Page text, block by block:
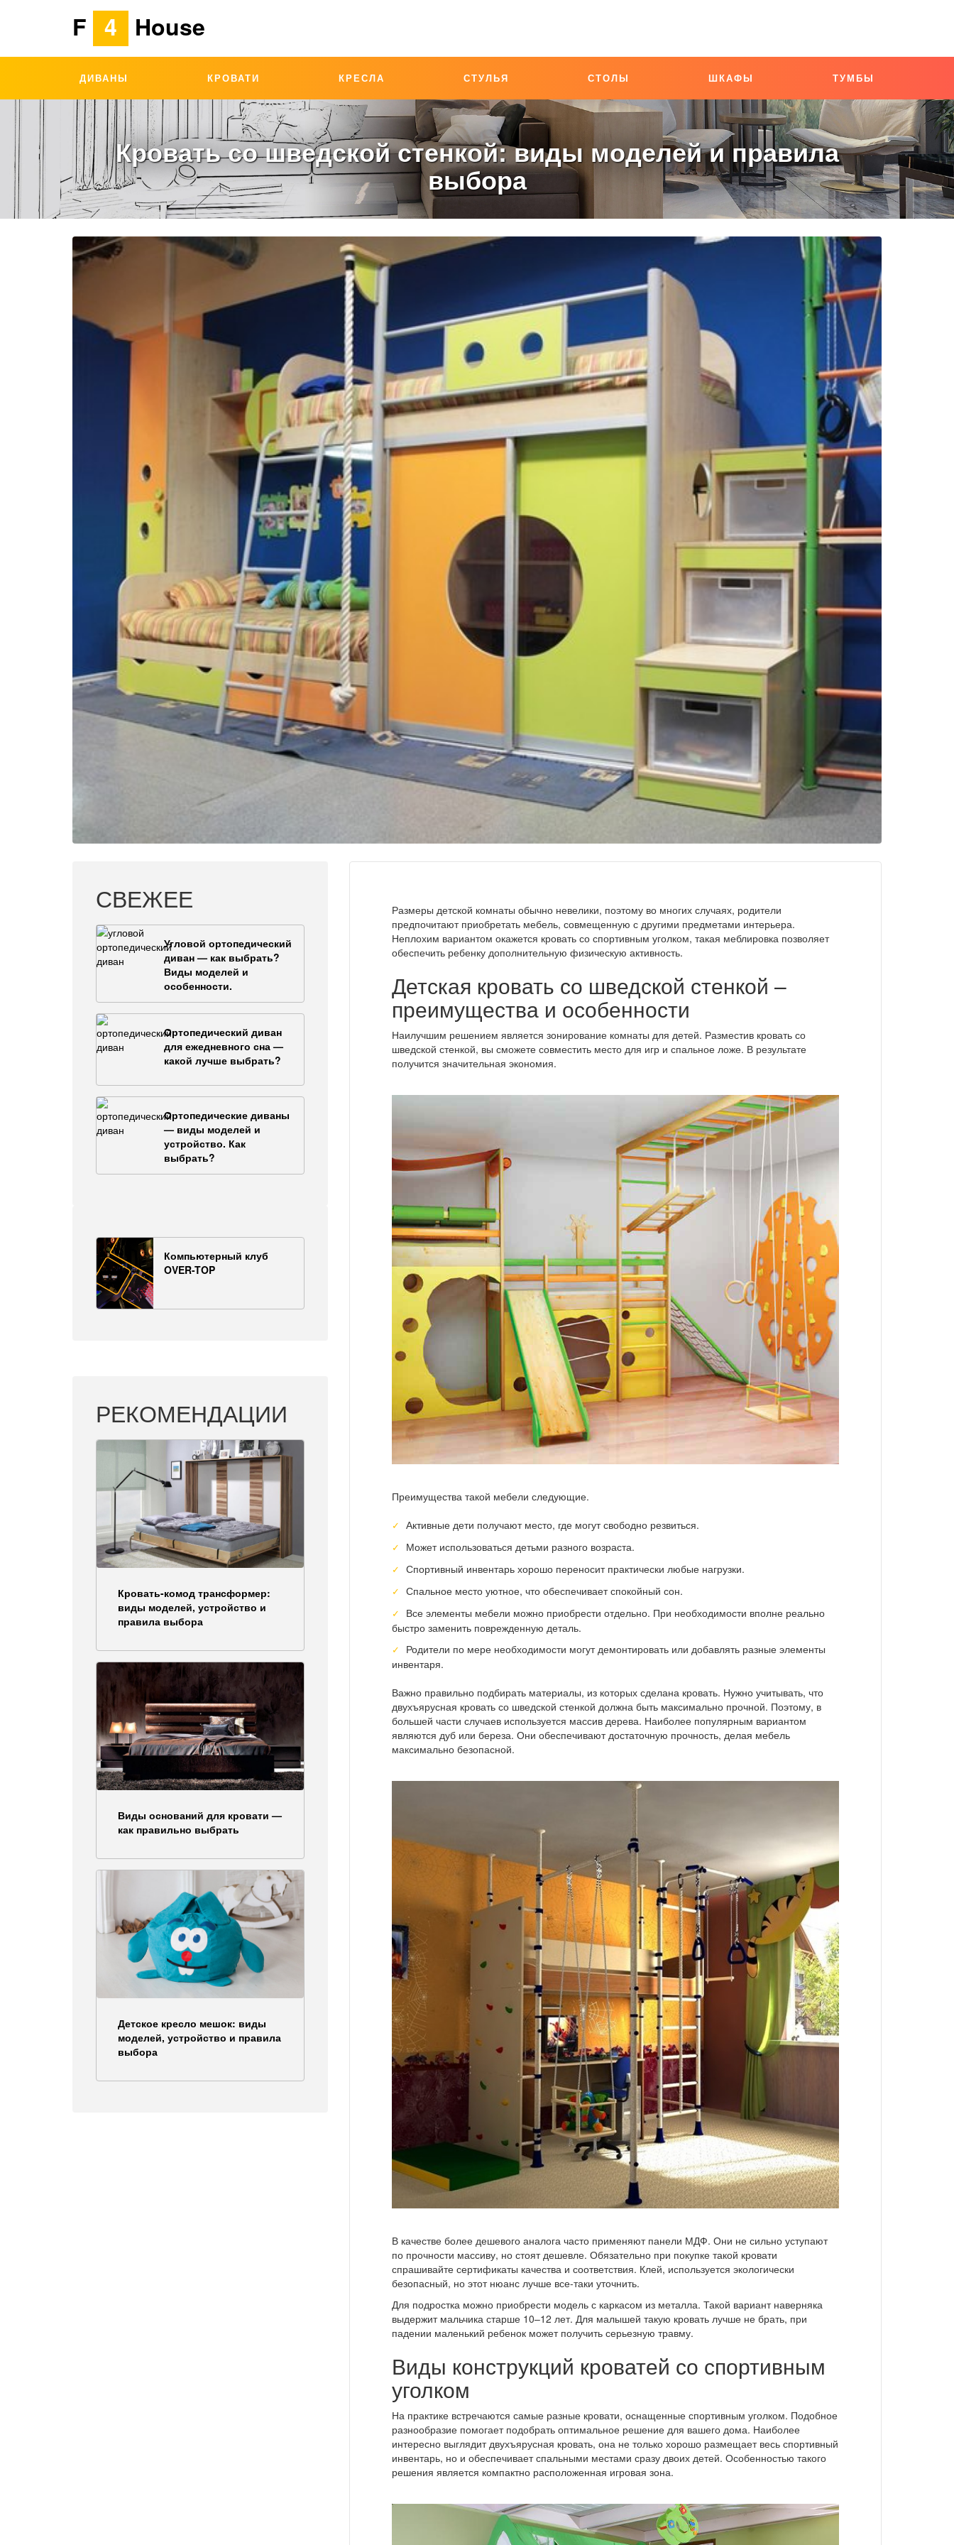
F 4 House
ДИВАНЫ КРОВАТИ КРЕСЛА СТУЛЬЯ СТОЛЫ ШКАФЫ ТУМБЫ
Кровать со шведской стенкой: виды моделей и правила
выбора
СВЕЖЕЕ
Угловой ортопедический
диван — как выбрать?
Виды моделей и
особенности.
Ортопедический диван
для ежедневного сна —
какой лучше выбрать?
Ортопедические диваны
— виды моделей и
устройство. Как
выбрать?
Компьютерный клуб
OVER-TOP
РЕКОМЕНДАЦИИ
Кровать-комод трансформер:
виды моделей, устройство и
правила выбора
Виды оснований для кровати —
как правильно выбрать
Детское кресло мешок: виды
моделей, устройство и правила
выбора
Размеры детской комнаты обычно невелики, поэтому во многих случаях, родители
предпочитают приобретать мебель, совмещенную с другими предметами интерьера.
Неплохим вариантом окажется кровать со спортивным уголком, такая меблировка позволяет
обеспечить ребенку дополнительную физическую активность.
Детская кровать со шведской стенкой –
преимущества и особенности
Наилучшим решением является зонирование комнаты для детей. Разместив кровать со
шведской стенкой, вы сможете совместить место для игр и спальное ложе. В результате
получится значительная экономия.
Преимущества такой мебели следующие.
Активные дети получают место, где могут свободно резвиться.
Может использоваться детьми разного возраста.
Спортивный инвентарь хорошо переносит практически любые нагрузки.
Спальное место уютное, что обеспечивает спокойный сон.
Все элементы мебели можно приобрести отдельно. При необходимости вполне реально
быстро заменить поврежденную деталь.
Родители по мере необходимости могут демонтировать или добавлять разные элементы
инвентаря.
Важно правильно подбирать материалы, из которых сделана кровать. Нужно учитывать, что
двухъярусная кровать со шведской стенкой должна быть максимально прочной. Поэтому, в
большей части случаев используется массив дерева. Наиболее популярным вариантом
являются дуб или береза. Они обеспечивают достаточную прочность, делая мебель
максимально безопасной.
В качестве более дешевого аналога часто применяют панели МДФ. Они не сильно уступают
по прочности массиву, но стоят дешевле. Обязательно при покупке такой кровати
спрашивайте сертификаты качества и соответствия. Клей, используется экологически
безопасный, но этот нюанс лучше все-таки уточнить.
Для подростка можно приобрести модель с каркасом из металла. Такой вариант наверняка
выдержит мальчика старше 10–12 лет. Для малышей такую кровать лучше не брать, при
падении маленький ребенок может получить серьезную травму.
Виды конструкций кроватей со спортивным
уголком
На практике встречаются самые разные кровати, оснащенные спортивным уголком. Подобное
разнообразие помогает подобрать оптимальное решение для вашего дома. Наиболее
интересно выглядит двухъярусная кровать, она не только хорошо размещает весь спортивный
инвентарь, но и обеспечивает спальными местами сразу двоих детей. Особенностью такого
решения является компактно расположенная игровая зона.